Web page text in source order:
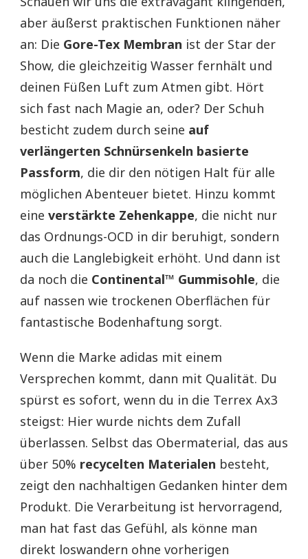
aber äußerst praktischen Funktionen näher
an: Die Gore-Tex Membran ist der Star der
Show, die gleichzeitig Wasser fernhält und
deinen Füßen Luft zum Atmen gibt. Hört
sich fast nach Magie an, oder? Der Schuh
besticht zudem durch seine auf
verlängerten Schnürsenkeln basierte
Passform, die dir den nötigen Halt für alle
möglichen Abenteuer bietet. Hinzu kommt
eine verstärkte Zehenkappe, die nicht nur
das Ordnungs-OCD in dir beruhigt, sondern
auch die Langlebigkeit erhöht. Und dann ist
da noch die Continental™ Gummisohle, die
auf nassen wie trockenen Oberflächen für
fantastische Bodenhaftung sorgt.
Wenn die Marke adidas mit einem
Versprechen kommt, dann mit Qualität. Du
spürst es sofort, wenn du in die Terrex Ax3
steigst: Hier wurde nichts dem Zufall
überlassen. Selbst das Obermaterial, das aus
über 50% recycelten Materialen besteht,
zeigt den nachhaltigen Gedanken hinter dem
Produkt. Die Verarbeitung ist hervorragend,
man hat fast das Gefühl, als könne man
direkt loswandern ohne vorherigen